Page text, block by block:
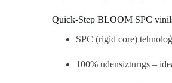
Quick-Step BLOOM SPC
SPC (rigid core)
100% ūdensizturīgs –